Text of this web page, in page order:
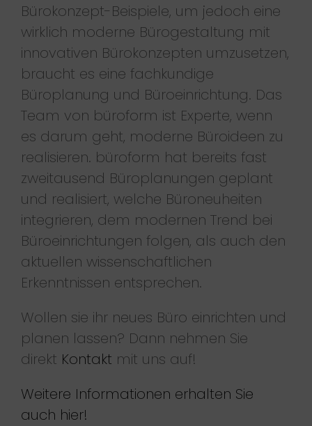
Bürokonzept-Beispiele, um jedoch eine
wirklich moderne Bürogestaltung mit
innovativen Bürokonzepten umzusetzen,
braucht es eine fachkundige
Büroplanung und Büroeinrichtung. Das
Team von büroform ist Experte, wenn
es darum geht, moderne Büroideen zu
realisieren. büroform hat bereits fast
zweitausend Büroplanungen geplant
und realisiert, welche Büroneuheiten
integrieren, dem modernen Trend bei
Büroeinrichtungen folgen, als auch den
aktuellen wissenschaftlichen
Erkenntnissen entsprechen.
Wollen sie ihr neues Büro einrichten und
planen lassen? Dann nehmen Sie
direkt Kontakt mit uns auf!
Weitere Informationen erhalten Sie
auch hier!